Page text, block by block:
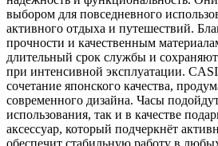
выбором для повседневного
активного отдыха и путешествий.
прочности и качественным
длительный срок службы и
при интенсивной эксплуатации.
сочетание японского качества,
современного дизайна. Часы
использования, так и в качестве
аксессуар, который подчеркнёт
обеспечит стабильную работу в